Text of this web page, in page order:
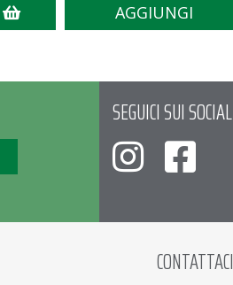
AGGIUNGI
SEGUICI SUI SOCIAL
CONTATTACI